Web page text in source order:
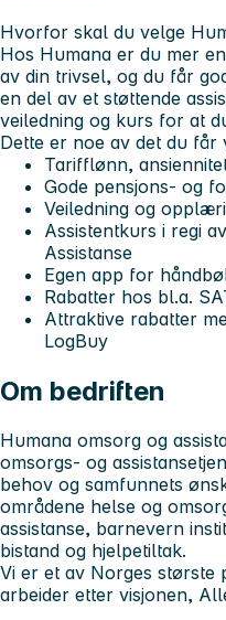
Hvorfor skal du velge
Hos Humana er du mer
av din trivsel, og du får
en del av et støttende
veiledning og kurs for at
Dette er noe av det du får
Tarifflønn,
Gode pensjons- og
Veiledning og
Assistentkurs i regi
Assistanse
Egen app for
Rabatter hos bl.a.
Attraktive rabatter
LogBuy
Om bedriften
Humana omsorg og
omsorgs- og
behov og samfunnets
områdene helse og
assistanse, barnevern
bistand og hjelpetiltak.
Vi er et av Norges største
arbeider etter visjonen,